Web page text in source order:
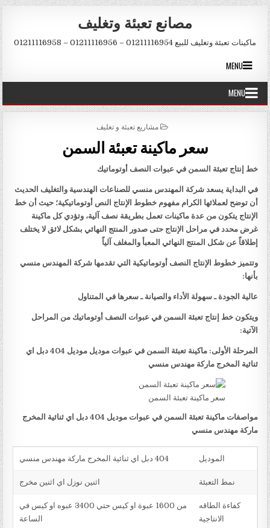
Skip to content
مصانع تعبئة وتغليف
ماكينات تعبئة وتغليف للبيع 01211116954 – 01211116956 – 01211116958
MENU
MENU
POSTED IN
مشاريع تعبئة و تغليف
سعر ماكينة تعبئة السمن
خط إنتاج تعبئة السمن في عبوات النصف أوتوماتيك
في البداية يسعد شركة المهندس منسي للصناعات الهندسية والتغليف الحديث
أن توضح لعملائها الكرام مفهوم خطوط الإنتاج النص أوتوماتيكية؛ حيث أن خط
الإنتاج يتكون من عدة ماكينات تعمل بطريقة نصف آلية، وتؤدي كل ماكينة
غرض محدد في مراحل الإنتاج حتى صدور المنتج النهائي بشكل لائق لا يختلف
إطلاقاً عن شكل المنتج النهائي المعبأ والمغلف آلياً
وتتميز خطوط الإنتاج النصف أوتوماتيكية التي تقدمها شركة المهندس منسي
بأنها:
عالية الجودة ـ سهولة الأداء والصيانة ـ سعرها في المتناول
ويتكون خط إنتاج تعبئة السمن في عبوات النصف أوتوماتيك من المراحل
الآتية:
المرحلة الأولى: ماكينة تعبئة السمن في عبوات موديل موديل 404 دبل اي
ثنائية المخرج ماركة مهندس منسي
سعر ماكينة تعبئة السمن
مواصفات ماكينة تعبئة السمن في عبوات موديل 404 دبل اي ثنائية المخرج
ماركة مهندس منسي
الموديل 404 دبل اي ثنائية المخرج ماركة مهندس منسي
نمط التعبئة اثنين نوزل اي اثنين مخرج
كفاءة الطاقه
الانتاجية
من 1600 عبوة او كيس حتي 3400 عبوه او كيس في
الساعة